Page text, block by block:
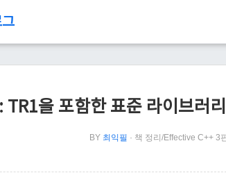
TR1을 포함한 표준 라이브러
BY 최익필 책 정리/Effective C++ 3